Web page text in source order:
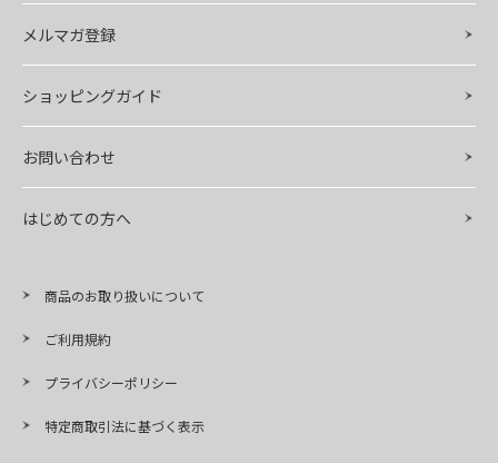
メルマガ登録
ショッピングガイド
お問い合わせ
はじめての方へ
商品のお取り扱いについて
ご利用規約
プライバシーポリシー
特定商取引法に基づく表示